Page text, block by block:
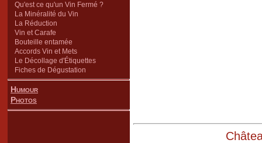
Qu'est ce qu'un Vin Fermé ?
La Minéralité du Vin
La Réduction
Vin et Carafe
Bouteille entamée
Accords Vin et Mets
Le Décollage d'Étiquettes
Fiches de Dégustation
Humour
Photos